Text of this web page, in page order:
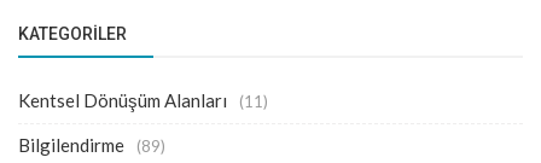
KATEGORILER
Kentsel Dönüşüm Alanları (11)
Bilgilendirme (89)